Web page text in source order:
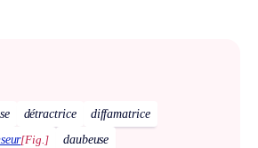
détractrice
diffamatrice
[Fig.] daubeuse